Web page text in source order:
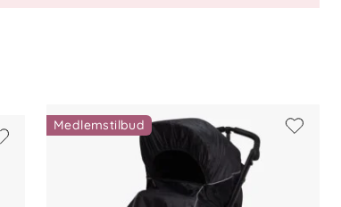
Medlemstilbud